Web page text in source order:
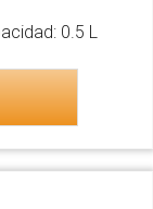
0.5 L